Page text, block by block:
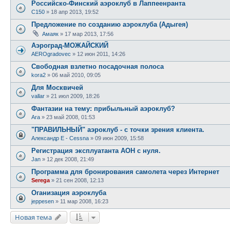
Российско-Финский аэроклуб в Лаппеенранта
C150 » 18 апр 2013, 19:52
Предложение по созданию аэроклуба (Адыгея)
Амаяк » 17 мар 2013, 17:56
Аэроград-МОЖАЙСКИЙ
AEROgradovec » 12 июн 2011, 14:26
Свободная взлетно посадочная полоса
kora2 » 06 май 2010, 09:05
Для Москвичей
vallar » 21 июл 2009, 18:26
Фантазии на тему: прибыльный аэроклуб?
Ara » 23 май 2008, 01:53
"ПРАВИЛЬНЫЙ" аэроклуб - с точки зрения клиента.
Александр E - Cessna » 09 июн 2009, 15:58
Регистрация эксплуатанта АОН с нуля.
Jan » 12 дек 2008, 21:49
Программа для бронирования самолета через Интернет
Serega » 21 сен 2008, 12:13
Оганизация аэроклуба
jeppesen » 11 мар 2008, 16:23
Новая тема